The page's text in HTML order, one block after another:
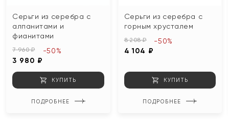
Серьги из серебра с
алпанитами и
фианитами
7 960 ₽
3 980 ₽
-50%
КУПИТЬ
ПОДРОБНЕЕ
Серьги из серебра с
горным хрусталем
8 208 ₽
4 104 ₽
-50%
КУПИТЬ
ПОДРОБНЕЕ